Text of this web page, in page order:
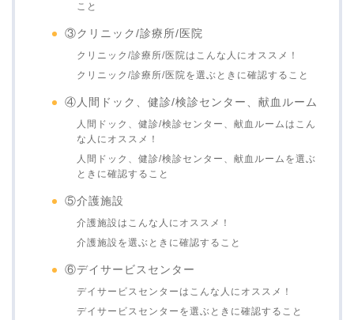
こと
③クリニック/診療所/医院
クリニック/診療所/医院はこんな人にオススメ！
クリニック/診療所/医院を選ぶときに確認すること
④人間ドック、健診/検診センター、献血ルーム
人間ドック、健診/検診センター、献血ルームはこん
な人にオススメ！
人間ドック、健診/検診センター、献血ルームを選ぶ
ときに確認すること
⑤介護施設
介護施設はこんな人にオススメ！
介護施設を選ぶときに確認すること
⑥デイサービスセンター
デイサービスセンターはこんな人にオススメ！
デイサービスセンターを選ぶときに確認すること